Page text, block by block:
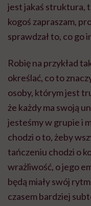
jest jakaś struktura,
kogoś zapraszam,
sprawdzał to, co go
Robię na przykład
określać, co to
osoby, którym jest
że każdy ma swoją
jesteśmy w grupie i
chodzi o to, żeby
tańczeniu chodzi o
wrażliwość, o jego
będą miały swój
czasem bardziej